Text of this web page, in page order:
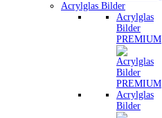
Acrylglas Bilder
Acrylglas
Bilder
PREMIUM
Acrylglas
Bilder